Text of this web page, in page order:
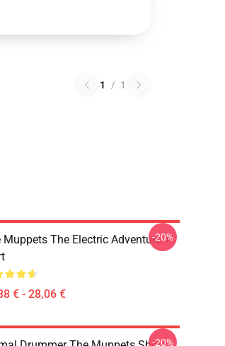
1 / 1
Muppets The Electric Adventure T-
€ - 28,06 €
-20%
-20%